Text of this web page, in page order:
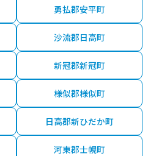
勇払郡安平町
沙流郡日高町
新冠郡新冠町
様似郡様似町
日高郡新ひだか町
河東郡士幌町